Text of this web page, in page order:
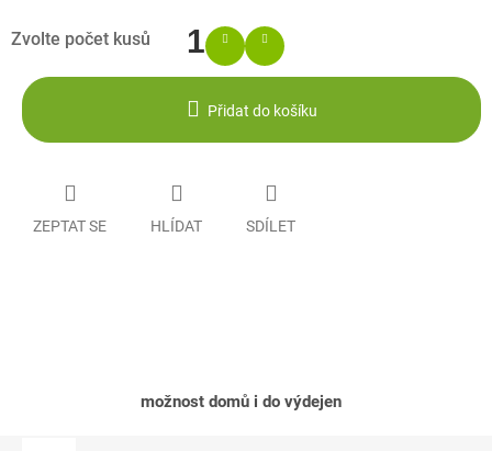
Přidat do košíku
ZEPTAT SE HLÍDAT SDÍLET
možnost domů i do výdejen